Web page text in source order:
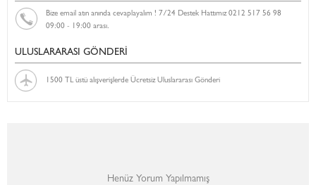
Bize email atın anında cevaplayalım ! 7/24 Destek Hattımız 0212 517 56 98
09:00 - 19:00 arası.
ULUSLARARASI GÖNDERİ
1500 TL üstü alışverişlerde Ücretsiz Uluslararası Gönderi
Henüz Yorum Yapılmamış